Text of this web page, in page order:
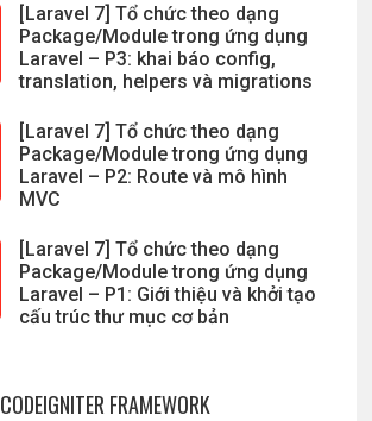
[Laravel 7] Tổ chức theo dạng
Package/Module trong ứng dụng
Laravel – P3: khai báo config,
translation, helpers và migrations
[Laravel 7] Tổ chức theo dạng
Package/Module trong ứng dụng
Laravel – P2: Route và mô hình
MVC
[Laravel 7] Tổ chức theo dạng
Package/Module trong ứng dụng
Laravel – P1: Giới thiệu và khởi tạo
cấu trúc thư mục cơ bản
CODEIGNITER FRAMEWORK